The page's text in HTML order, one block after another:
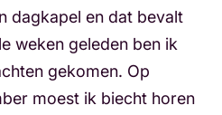
dagkapel en dat bevalt
weken geleden ben ik
gekomen. Op
moest ik biecht horen